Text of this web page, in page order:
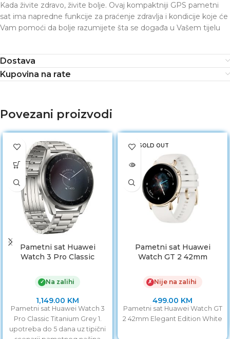
Kada živite zdravo, živite bolje. Ovaj kompaktniji GPS pametni
sat ima napredne funkcije za praćenje zdravlja i kondicije koje će
Vam pomoći da bolje razumijete šta se događa u Vašem tijelu
Dostava
Kupovina na rate
Povezani proizvodi
Pametni sat Huawei
Watch 3 Pro Classic
✓ Na zalihi
1,149.00 KM
Pametni sat Huawei Watch 3
Pro Classic Titanium Grey 1.
upotreba do 5 dana uz tipični
SOLD OUT
Pametni sat Huawei
Watch GT 2 42mm
✗ Nije na zalihi
499.00 KM
Pametni sat Huawei Watch GT
2 42mm Elegant Edition White